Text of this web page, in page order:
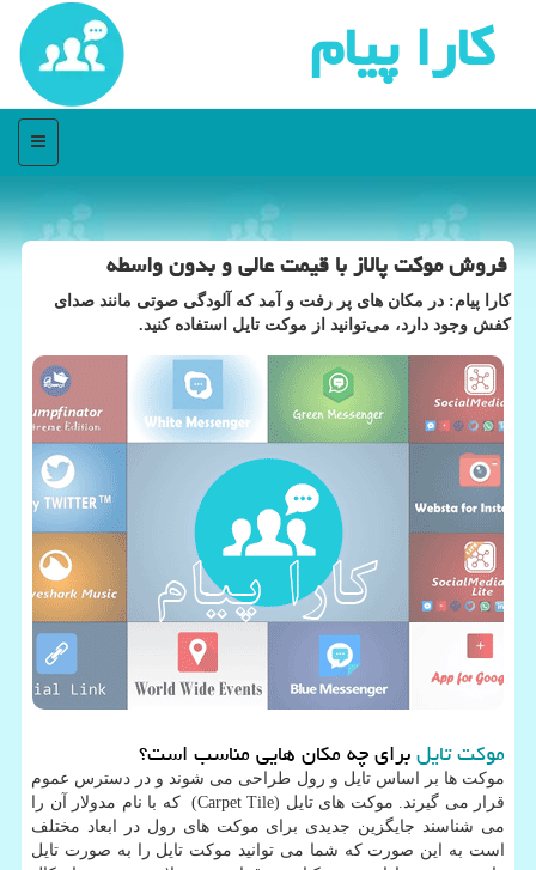
كارا پیام
منو
فروش موكت پالاز با قیمت عالی و بدون واسطه
كارا پیام: در مكان های پر رفت و آمد كه آلودگی صوتی مانند صدای
كفش وجود دارد، می‌توانید از موكت تایل استفاده كنید.
موکت تایلبرای چه مکان هایی مناسب است؟
موکت ها بر اساس تایل و رول طراحی می شوند و در دسترس عموم
قرار می گیرند. موکت های تایل (Carpet Tile) که با نام مدولار آن را
می شناسند جایگزین جدیدی برای موکت های رول در ابعاد مختلف
است به این صورت که شما می توانید موکت تایل را به صورت تایل